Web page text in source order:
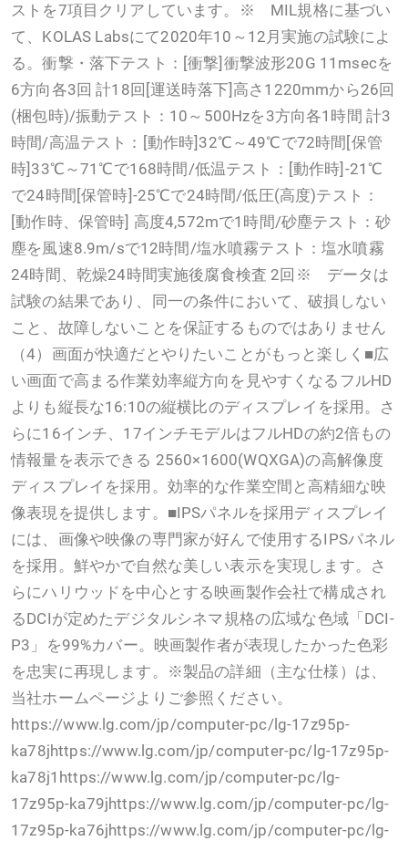
ストを7項目クリアしています。※ MIL規格に基づい
て、KOLAS Labsにて2020年10～12月実施の試験によ
る。衝撃・落下テスト：[衝撃]衝撃波形20G 11msecを
6方向各3回 計18回[運送時落下]高さ1220mmから26回
(梱包時)/振動テスト：10～500Hzを3方向各1時間 計3
時間/高温テスト：[動作時]32℃～49℃で72時間[保管
時]33℃～71℃で168時間/低温テスト：[動作時]-21℃
で24時間[保管時]-25℃で24時間/低圧(高度)テスト：
[動作時、保管時] 高度4,572mで1時間/砂塵テスト：砂
塵を風速8.9m/sで12時間/塩水噴霧テスト：塩水噴霧
24時間、乾燥24時間実施後腐食検査 2回※ データは
試験の結果であり、同一の条件において、破損しない
こと、故障しないことを保証するものではありません
（4）画面が快適だとやりたいことがもっと楽しく■広
い画面で高まる作業効率縦方向を見やすくなるフルHD
よりも縦長な16:10の縦横比のディスプレイを採用。さ
らに16インチ、17インチモデルはフルHDの約2倍もの
情報量を表示できる 2560×1600(WQXGA)の高解像度
ディスプレイを採用。効率的な作業空間と高精細な映
像表現を提供します。■IPSパネルを採用ディスプレイ
には、画像や映像の専門家が好んで使用するIPSパネル
を採用。鮮やかで自然な美しい表示を実現します。さ
らにハリウッドを中心とする映画製作会社で構成され
るDCIが定めたデジタルシネマ規格の広域な色域「DCI-
P3」を99%カバー。映画製作者が表現したかった色彩
を忠実に再現します。※製品の詳細（主な仕様）は、
当社ホームページよりご参照ください。
https://www.lg.com/jp/computer-pc/lg-17z95p-
ka78jhttps://www.lg.com/jp/computer-pc/lg-17z95p-
ka78j1https://www.lg.com/jp/computer-pc/lg-
17z95p-ka79jhttps://www.lg.com/jp/computer-pc/lg-
17z95p-ka76jhttps://www.lg.com/jp/computer-pc/lg-